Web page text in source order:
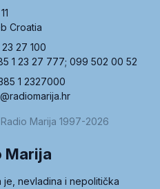
Croatia
27 100
1 23 27 777; 099 502 00 52
1 2327000
Marija 1997-2026
Marija
je, nevladina i nepolitička